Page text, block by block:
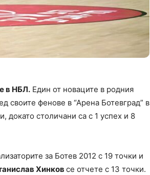
в НБЛ. Един от новаците в родния
своите фенове в “Арена Ботевград” в
докато столичани са с 1 успех и 8
за Ботев 2012 с 19 точки и
Хинков се отчете с 13 точки.